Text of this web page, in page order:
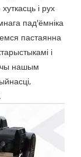
і рух
пад'ёмніка
пастаянна
і
нашым